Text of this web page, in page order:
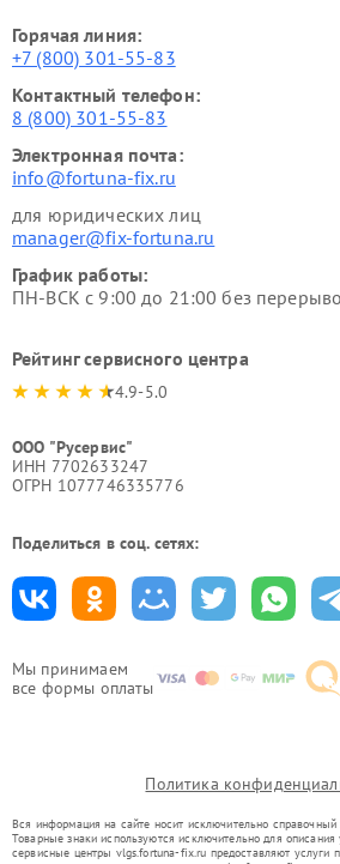
Мы принимаем
все формы оплаты
Горячая линия:
+7 (800) 301-55-83
Контактный телефон:
8 (800) 301-55-83
Электронная почта:
info@fortuna-fix.ru
для юридических лиц
manager@fix-fortuna.ru
График работы:
ПН-ВСК с 9:00 до 21:00 без
Рейтинг сервисного центра
4.9-5.0
ООО "Русервис"
ИНН 7702633247
ОГРН 1077746335776
Поделиться в соц. сетях:
Политика
Вся информация на сайте носит исключительно справочный
Товарные знаки используются исключительно для
сервисные центры vlgs.fortuna-fix.ru предоставляют услуги